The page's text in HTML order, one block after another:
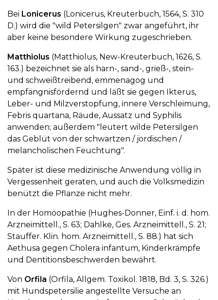
Bei Lonicerus (Lonicerus, Kreuterbuch, 1564, S. 310
D.) wird die "wild Petersilgen" zwar angeführt, ihr
aber keine besondere Wirkung zugeschrieben.
Matthiolus (Matthiolus, New-Kreuterbuch, 1626, S.
163.) bezeichnet sie als harn-, sand-, grieß-, stein-
und schweißtreibend, emmenagog und
empfängnisfördernd und läßt sie gegen Ikterus,
Leber- und Milzverstopfung, innere Verschleimung,
Febris quartana, Räude, Aussatz und Syphilis
anwenden; außerdem "leutert wilde Petersilgen
das Geblüt von der schwartzen / jordischen /
melancholischen Feuchtung".
Später ist diese medizinische Anwendung völlig in
Vergessenheit geraten, und auch die Volksmedizin
benützt die Pflanze nicht mehr.
In der Homöopathie (Hughes-Donner, Einf. i. d. hom.
Arzneimittell., S. 63; Dahlke, Ges. Arzneimittell., S. 21;
Stauffer. Klin. hom. Arzneimittell., S. 88.) hat sich
Aethusa gegen Cholera infantum, Kinderkrämpfe
und Dentitionsbeschwerden bewährt.
Von Orfila (Orfila, Allgem. Toxikol. 1818, Bd. 3, S. 326.)
mit Hundspetersilie angestellte Versuche an